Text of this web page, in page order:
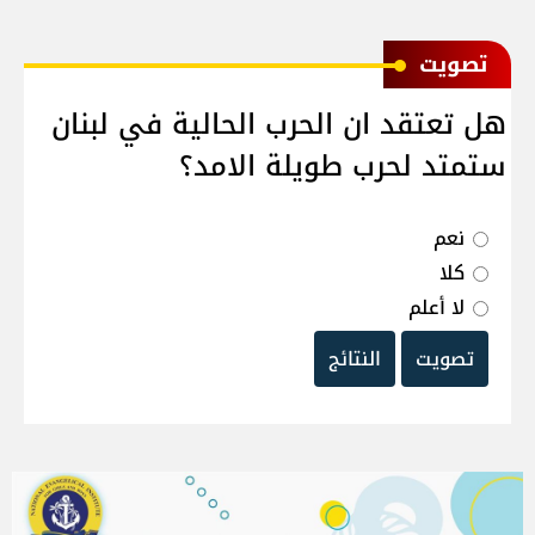
ﺗﺼﻮﻳﺖ
هل تعتقد ان الحرب الحالية في لبنان
ستمتد لحرب طويلة الامد؟
نعم
كلا
لا أعلم
تصويت
النتائج